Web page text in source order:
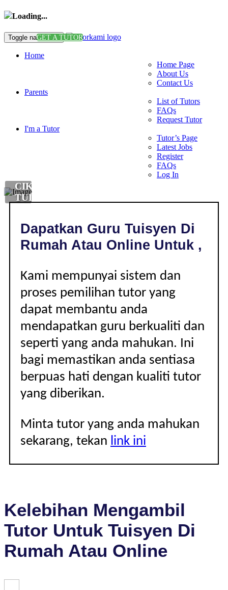
Loading...
Toggle navigationGET A TUTOR
Home
Home Page
About Us
Contact Us
Parents
List of Tutors
FAQs
Request Tutor
I'm a Tutor
Tutor’s Page
Latest Jobs
Register
FAQs
Log In
CIKGU
TUISYEN
Dapatkan Guru Tuisyen Di
Rumah Atau Online Untuk ,
Kami mempunyai sistem dan
proses pemilihan tutor yang
dapat membantu anda
mendapatkan guru berkualiti dan
seperti yang anda mahukan. Ini
bagi memastikan anda sentiasa
berpuas hati dengan kualiti tutor
yang diberikan.
Minta tutor yang anda mahukan
sekarang, tekan link ini
Kelebihan Mengambil
Tutor Untuk Tuisyen Di
Rumah Atau Online